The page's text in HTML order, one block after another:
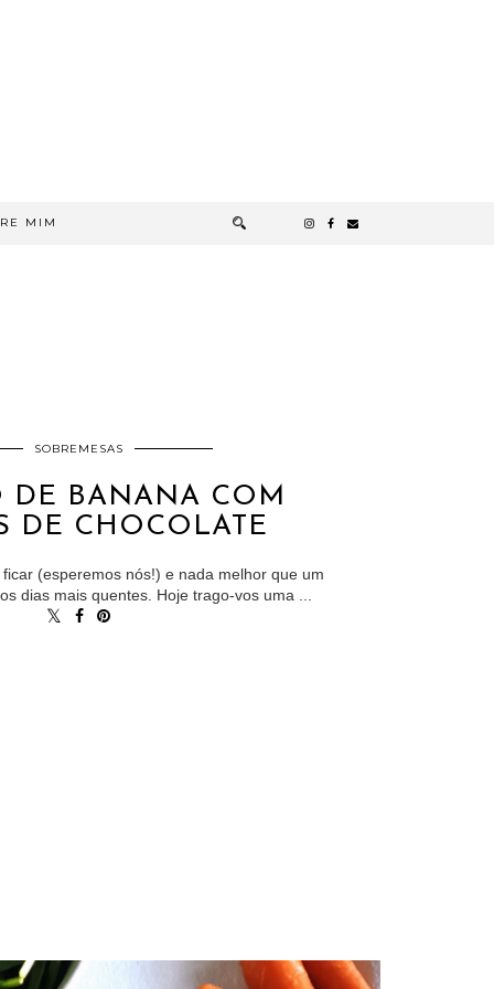
MIM
SOBREMESAS
DE BANANA COM
DE CHOCOLATE
(esperemos nós!) e nada melhor que um
dias mais quentes. Hoje trago-vos uma ...